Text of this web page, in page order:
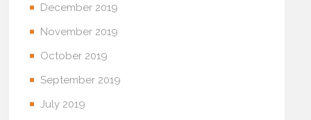
December 2019
November 2019
October 2019
September 2019
July 2019